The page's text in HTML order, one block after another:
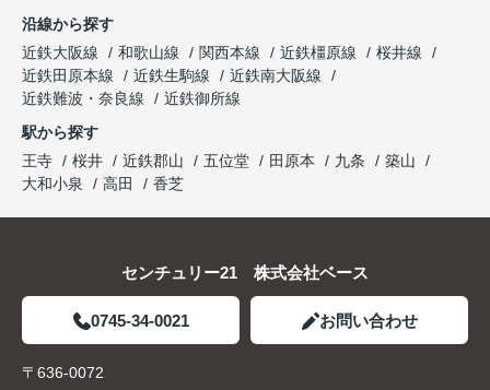
沿線から探す
近鉄大阪線
和歌山線 関西本線 近鉄橿原線
桜井線
近鉄田原本線
近鉄生駒線
近鉄南大阪線
近鉄難波・奈良線
近鉄御所線
駅から探す
王寺
桜井 近鉄郡山 五位堂 田原本 九条
築山
大和小泉
高田 香芝
センチュリー21 株式会社ベース
0745-34-0021 お問い合わせ
〒636-0072